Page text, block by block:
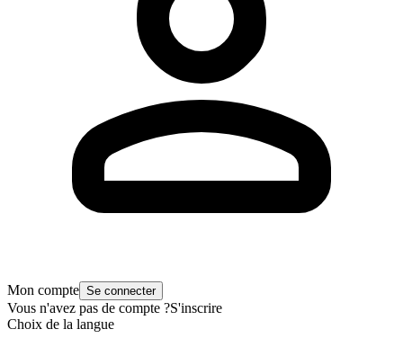
Mon compte Se connecter
Vous n'avez pas de compte ?S'inscrire
Choix de la langue